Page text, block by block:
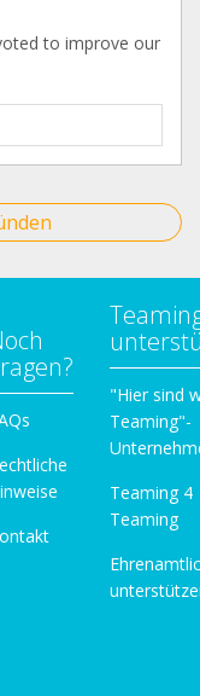
to improve our
"Hier sind
Teaming"-
Teaming 4
Teaming